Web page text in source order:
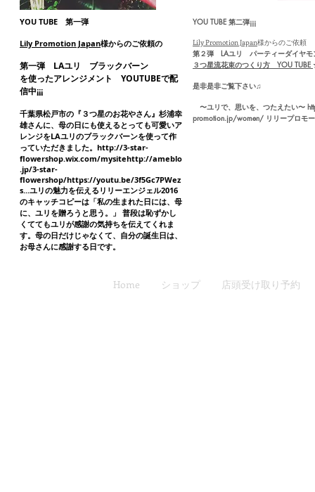
YOU TUBE 第一弾
Lily Promotion Japan様からのご依頼の
第一弾 LAユリ ブラックバーン
を使ったアレンジメント YOUTUBEで配
信中¡¡¡
千葉県松戸市の『３つ星のお花やさん』杉浦幸
雄さんに、母の日にも使えるとっても可愛いア
レンジをLAユリのブラックバーンを使って作
っていただきました。 http://3-star-
flowershop.wix.com/mysitehttp://ameblo
.jp/3-star-
flowershop/https://youtu.be/3f5Gc7PWez
s...ユリの魅力を伝えるリリーエンジェル2016
のキャッチコピーは「私の生まれた日には、母
に、ユ­リを贈ろうと思う。」 普段は恥ずかし
くててもユリが感謝­の気持ちを伝えてくれま
す。母の日だけじゃなくて、自分の誕生日は、
お母さんに感謝する日です。
YOU TUBE 第二弾¡¡¡
Lily Promotion Japan様からのご依頼
第２弾 LAユリ パーティーダイヤモ
３つ星流花束のつくり方 YOU TUBE
是非是非ご覧下さい♫
〜ユリで、思いを、つたえたい〜
promotion.jp/women/ リリープロモ
Home ショップ 店頭受け取り予約